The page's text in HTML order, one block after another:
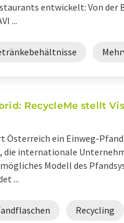
entwickelt: Von
...
RecycleMe stellt
Österreich ein Einweg-
die internationale
Modell des
...
Recycling